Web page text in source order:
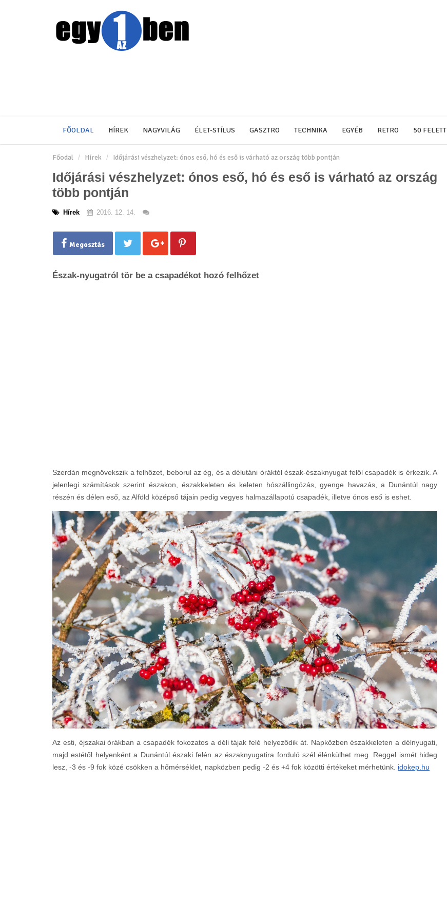
FŐOLDAL HÍREK NAGYVILÁG ÉLET-STÍLUS GASZTRO TECHNIKA EGYÉB RETRO 50 FELETT
Főodal Hírek Időjárási vészhelyzet: ónos eső, hó és eső is várható az ország több pontján
Időjárási vészhelyzet: ónos eső, hó és eső is várható az ország
több pontján
Hírek 2016. 12. 14.
Megosztás
Észak-nyugatról tör be a csapadékot hozó felhőzet
Szerdán megnövekszik a felhőzet, beborul az ég, és a délutáni óráktól észak-északnyugat felől csapadék is érkezik. A
jelenlegi számítások szerint északon, északkeleten és keleten hószállingózás, gyenge havazás, a Dunántúl nagy
részén és délen eső, az Alföld középső tájain pedig vegyes halmazállapotú csapadék, illetve ónos eső is eshet.
Az esti, éjszakai órákban a csapadék fokozatos a déli tájak felé helyeződik át. Napközben északkeleten a délnyugati,
majd estétől helyenként a Dunántúl északi felén az északnyugatira forduló szél élénkülhet meg. Reggel ismét hideg
lesz, -3 és -9 fok közé csökken a hőmérséklet, napközben pedig -2 és +4 fok közötti értékeket mérhetünk. idokep.hu